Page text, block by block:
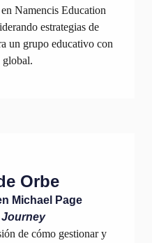
Namencis Education
estrategias de
un grupo educativo con
global.
Orbe
Michael Page
de cómo gestionar y